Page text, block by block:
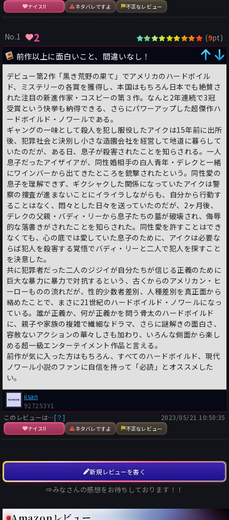
ナイス!! ネタバレですよ 不正なレビュー
No.1 2 (9pt)
前作以上に面白いこと、間違いなし！
デビュー第2作「黒き荒野の果て」でアメリカのハードボイル
ド、ミステリーの各賞を獲得し、本国はもちろん日本でも絶賛さ
れた注目の新進作家・コスビーの第３作。なんと2年連続で3冠
受賞という快挙も納得できる、さらにパワーアップした超傑作ハ
ードボイルド・ノワールである。
ギャングの一味として殺人を犯し服役したアイクは15年前に出所
後、犯罪社会と決別し小さな造園会社を経営して地道に暮らして
いたのだが、ある日、息子が殺害されたことを知らされる。一人
息子だったアイザイアが、同性婚相手の白人青年・デレクと一緒
にワインバーから出てきたところを銃撃されたという。同性愛の
息子を理解できず、ギクシャクした関係になっていたアイクは警
察の捜査が進まないことにイライラしながらも、自分から行動す
ることはなく、悶々とした日々を送っていたのだが、2ヶ月後、
デレクの父親・バディ・リーから息子たちの墓が破壊され、侮辱
的な落書きがされたことを知らされた。同性愛を許すことはでき
なくても、心の底では愛していた息子のために、アイクは必要な
らば犯人を殺害する覚悟でバディ・リーと二人で犯人を探すこと
を決意した。
共に犯罪者だった二人のジジイが自分たちが信じる正義のために
巨大な暴力に暴力で対抗するという、古くからのアメリカン・ヒ
ーローものの流れだが、性的少数者差別、人種差別を真正面から
絡めたことで、まさに21世紀のハードボイルド・ノワールになっ
ている。誰が正義か、何が正義かを問う骨太のハードボイルド
に、親子や家族の複雑で繊細なドラマ、さらに謎解きの面白さ、
容赦ないアクションの華々しさも加わり、いろんな側面から楽し
める超一級エンターテイメント作品と言える。
前作が気に入った方はもちろん、すべてのハードボイルド、現代
ノワール小説のファンに自信を持って「必読」とオススメした
い。
iisan
927253Y1
このレビューは…[？]
ナイス!! ネタバレですよ 不正なレビュー
2023/05/21 10:50:35
新規レビューを書く
⇒みなさんの感想をお待ちしております！！